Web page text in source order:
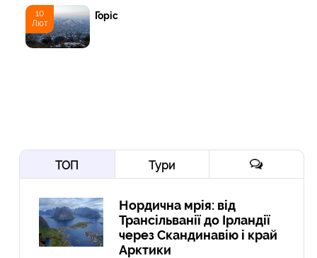
10
Лют
Горіс
ТОП Тури
Нордична мрія: від
Трансільванії до Ірландії
через Скандинавію і край
Арктики